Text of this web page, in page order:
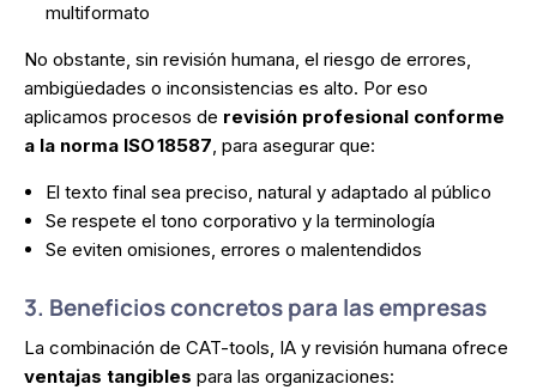
multiformato
No obstante, sin revisión humana, el riesgo de errores,
ambigüedades o inconsistencias es alto. Por eso
aplicamos procesos de revisión profesional conforme
a la norma ISO 18587, para asegurar que:
El texto final sea preciso, natural y adaptado al público
Se respete el tono corporativo y la terminología
Se eviten omisiones, errores o malentendidos
3. Beneficios concretos para las empresas
La combinación de CAT-tools, IA y revisión humana ofrece
ventajas tangibles para las organizaciones: